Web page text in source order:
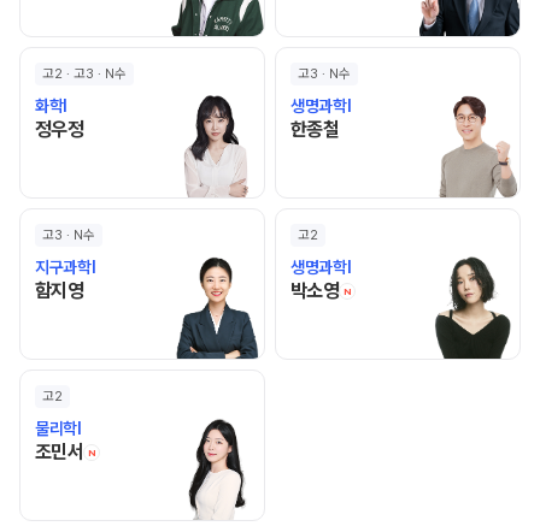
고2 · 고3 · N수
화학I
정우정정우정 선생님 홈 바로가기
고3 · N수
생명과학I
한종철 한종철 선생님 홈 바로가기
고3 · N수
지구과학I
함지영함지영 선생님 홈 바로가기
고2
생명과학I
박소영 N 박소영 선생님 홈 바로
고2
물리학I
조민서 N 조민서 선생님 홈 바로가기